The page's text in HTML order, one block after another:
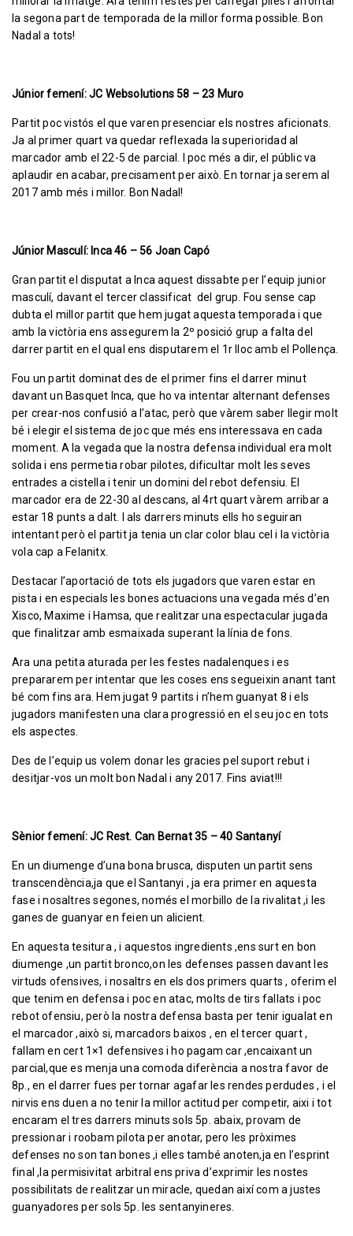
la segona part de temporada de la millor forma possible. Bon
Nadal a tots!
Júnior femení: JC Websolutions 58 – 23 Muro
Partit poc vistós el que varen presenciar els nostres aficionats.
Ja al primer quart va quedar reflexada la superioridad al
marcador amb el 22-5 de parcial. I poc més a dir, el públic va
aplaudir en acabar, precisament per això. En tornar ja serem al
2017 amb més i millor. Bon Nadal!
Júnior Masculí: Inca 46 – 56 Joan Capó
Gran partit el disputat a Inca aquest dissabte per l’equip junior
masculí, davant el tercer classificat del grup. Fou sense cap
dubta el millor partit que hem jugat aquesta temporada i que
amb la victòria ens assegurem la 2º posició grup a falta del
darrer partit en el qual ens disputarem el 1r lloc amb el Pollença.
Fou un partit dominat des de el primer fins el darrer minut
davant un Basquet Inca, que ho va intentar alternant defenses
per crear-nos confusió a l’atac, però que vàrem saber llegir molt
bé i elegir el sistema de joc que més ens interessava en cada
moment. A la vegada que la nostra defensa individual era molt
solida i ens permetia robar pilotes, dificultar molt les seves
entrades a cistella i tenir un domini del rebot defensiu. El
marcador era de 22-30 al descans, al 4rt quart vàrem arribar a
estar 18 punts a dalt. I als darrers minuts ells ho seguiran
intentant però el partit ja tenia un clar color blau cel i la victòria
vola cap a Felanitx.
Destacar l’aportació de tots els jugadors que varen estar en
pista i en especials les bones actuacions una vegada més d’en
Xisco, Maxime i Hamsa, que realitzar una espectacular jugada
que finalitzar amb esmaixada superant la línia de fons.
Ara una petita aturada per les festes nadalenques i es
prepararem per intentar que les coses ens segueixin anant tant
bé com fins ara. Hem jugat 9 partits i n’hem guanyat 8 i els
jugadors manifesten una clara progressió en el seu joc en tots
els aspectes.
Des de l’equip us volem donar les gracies pel suport rebut i
desitjar-vos un molt bon Nadal i any 2017. Fins aviat!!!
Sènior femení: JC Rest. Can Bernat 35 – 40 Santanyí
En un diumenge d’una bona brusca, disputen un partit sens
transcendència,ja que el Santanyi , ja era primer en aquesta
fase i nosaltres segones, només el morbillo de la rivalitat ,i les
ganes de guanyar en feien un alicient.
En aquesta tesitura , i aquestos ingredients ,ens surt en bon
diumenge ,un partit bronco,on les defenses passen davant les
virtuds ofensives, i nosaltrs en els dos primers quarts , oferim el
que tenim en defensa i poc en atac, molts de tirs fallats i poc
rebot ofensiu, però la nostra defensa basta per tenir igualat en
el marcador ,això si, marcadors baixos , en el tercer quart ,
fallam en cert 1×1 defensives i ho pagam car ,encaixant un
parcial,que es menja una comoda diferència a nostra favor de
8p., en el darrer fues per tornar agafar les rendes perdudes , i el
nirvis ens duen a no tenir la millor actitud per competir, aixi i tot
encaram el tres darrers minuts sols 5p. abaix, provam de
pressionar i roobam pilota per anotar, pero les pròximes
defenses no son tan bones ,i elles també anoten,ja en l’esprint
final ,la permisivitat arbitral ens priva d’exprimir les nostes
possibilitats de realitzar un miracle, quedan així com a justes
guanyadores per sols 5p. les sentanyineres.